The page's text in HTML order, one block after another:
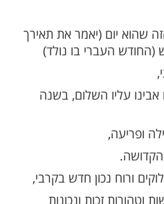
לו ברית מילה
התחברו לכל
יום (יאמר את תאירך
העברי בו נולד)